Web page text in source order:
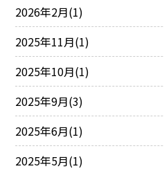
2026年2月(1)
2025年11月(1)
2025年10月(1)
2025年9月(3)
2025年6月(1)
2025年5月(1)